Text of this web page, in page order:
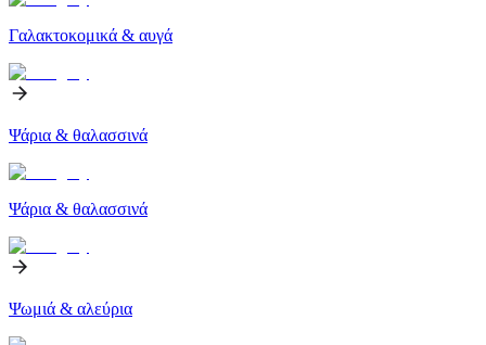
Γαλακτοκομικά & αυγά
Ψάρια & θαλασσινά
Ψάρια & θαλασσινά
Ψωμιά & αλεύρια